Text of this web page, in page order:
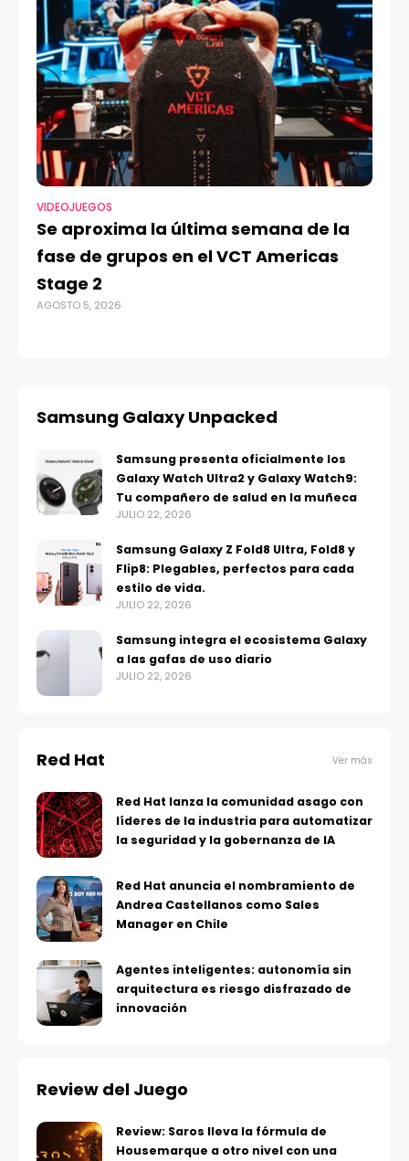
VIDEOJUEGOS
Se aproxima la última semana de la
fase de grupos en el VCT Americas
Stage 2
AGOSTO 5, 2026
Samsung Galaxy Unpacked
Samsung presenta oficialmente los
Galaxy Watch Ultra2 y Galaxy Watch9:
Tu compañero de salud en la muñeca
JULIO 22, 2026
Samsung Galaxy Z Fold8 Ultra, Fold8 y
Flip8: Plegables, perfectos para cada
estilo de vida.
JULIO 22, 2026
Samsung integra el ecosistema Galaxy
a las gafas de uso diario
JULIO 22, 2026
Red Hat Ver más
Red Hat lanza la comunidad asago con
líderes de la industria para automatizar
la seguridad y la gobernanza de IA
Red Hat anuncia el nombramiento de
Andrea Castellanos como Sales
Manager en Chile
Agentes inteligentes: autonomía sin
arquitectura es riesgo disfrazado de
innovación
Review del Juego
Review: Saros lleva la fórmula de
Housemarque a otro nivel con una